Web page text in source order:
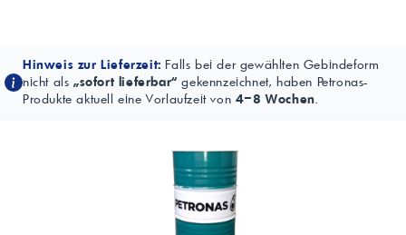
Hinweis zur Lieferzeit: Falls bei der gewählten Gebindeform
nicht als „sofort lieferbar“ gekennzeichnet, haben Petronas-
Produkte aktuell eine Vorlaufzeit von 4–8 Wochen.